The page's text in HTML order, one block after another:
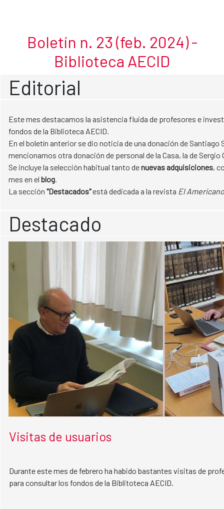
Boletín n. 23 (feb. 2024) -
Biblioteca AECID
Editorial
Este mes destacamos la asistencia fluida de profesores e
fondos de la Biblioteca AECID.
En el boletín anterior se dio noticia de una donación de
mencionamos otra donación de personal de la Casa, la de Sergio
Se incluye la selección habitual tanto denuevas adquisiciones,
mes en el blog.
La sección "Destacados"está dedicada a la revista El
Destacado
Visitas de usuarios
Durante este mes de febrero ha habido bastantes visitas de
para consultar los fondos de la Biblitoteca AECID.